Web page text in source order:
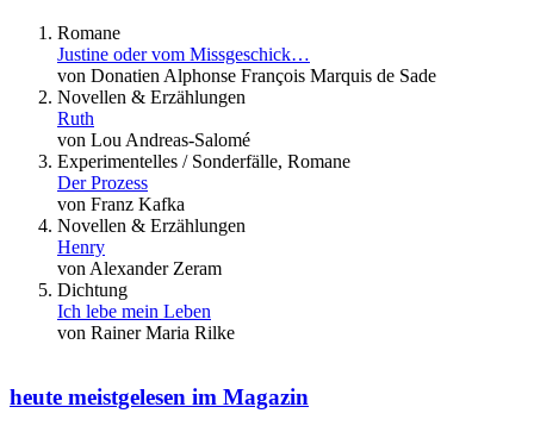
Romane
Justine oder vom Missgeschick…
von Donatien Alphonse François Marquis de Sade
Novellen & Erzählungen
Ruth
von Lou Andreas-Salomé
Experimentelles / Sonderfälle, Romane
Der Prozess
von Franz Kafka
Novellen & Erzählungen
Henry
von Alexander Zeram
Dichtung
Ich lebe mein Leben
von Rainer Maria Rilke
heute meistgelesen im Magazin